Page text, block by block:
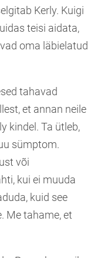
Kerly. Kuigi
teisi aidata,
oma läbielatud
tahavad
et annan neile
kindel. Ta ütleb,
sümptom.
või
kui ei muuda
kuid see
Me tahame, et